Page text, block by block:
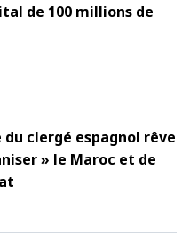
de 100 millions de
clergé espagnol rêve
» le Maroc et de